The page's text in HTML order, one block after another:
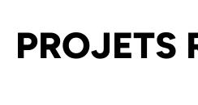
PROJETS